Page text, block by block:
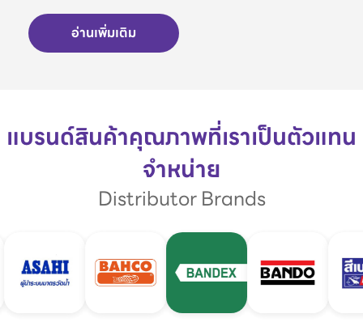
อ่านเพิ่มเติม
แบรนด์สินค้าคุณภาพที่เราเป็นตัวแทน
จำหน่าย
Distributor Brands